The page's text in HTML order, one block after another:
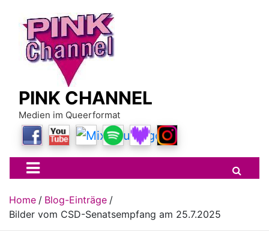
content
PINK CHANNEL
Medien im Queerformat
Home
Blog-Einträge
Bilder vom CSD-Senatsempfang am 25.7.2025